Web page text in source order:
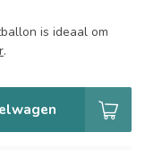
is ideaal om
.